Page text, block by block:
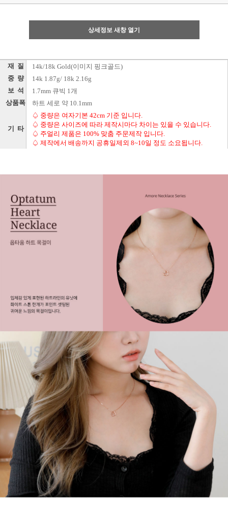
상세정보 새창 열기
재 질 14k/18k Gold(이미지 핑크골드)
중 량 14k 1.87g/ 18k 2.16g
보 석 1.7mm 큐빅 1개
상품폭 하트 세로 약 10.1mm
기 타
♤ 중량은 여자기본 42cm 기준 입니다.
♤ 중량은 사이즈에 따라 제작시마다 차이는 있을 수 있습니다.
♤ 주얼리 제품은 100% 맞춤 주문제작 입니다.
♤ 제작에서 배송까지 공휴일제외 8~10일 정도 소요됩니다.